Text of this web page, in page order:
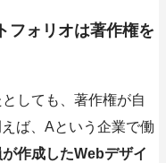
フォリオは著作権を
しても、著作権が自
ば、Aという企業で働
作成したWebデザイ